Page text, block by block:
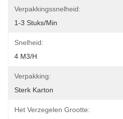
Verpakkingssnelheid:
1-3 Stuks/min
Snelheid:
4 M3/h
Verpakking:
Sterk Karton
Het Verzegelen Grootte: